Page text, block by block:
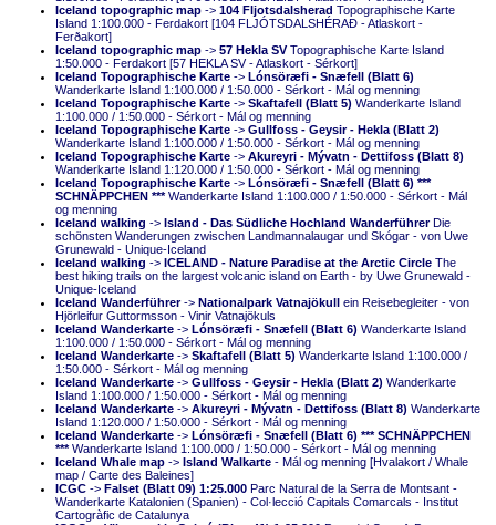
Iceland topographic map -> 104 Fljotsdalsherad Topographische Karte
Island 1:100.000 - Ferdakort [104 FLJÓTSDALSHÉRAÐ - Atlaskort -
Ferðakort]
Iceland topographic map -> 57 Hekla SVTopographische Karte Island
1:50.000 - Ferdakort [57 HEKLA SV - Atlaskort - Sérkort]
Iceland Topographische Karte -> Lónsöræfi - Snæfell (Blatt 6)
Wanderkarte Island 1:100.000 / 1:50.000 - Sérkort - Mál og menning
Iceland Topographische Karte -> Skaftafell (Blatt 5) Wanderkarte Island
1:100.000 / 1:50.000 - Sérkort - Mál og menning
Iceland Topographische Karte -> Gullfoss - Geysir - Hekla (Blatt 2)
Wanderkarte Island 1:100.000 / 1:50.000 - Sérkort - Mál og menning
Iceland Topographische Karte -> Akureyri - Mývatn - Dettifoss (Blatt 8)
Wanderkarte Island 1:120.000 / 1:50.000 - Sérkort - Mál og menning
Iceland Topographische Karte -> Lónsöræfi - Snæfell (Blatt 6) ***
SCHNÄPPCHEN ***Wanderkarte Island 1:100.000 / 1:50.000 - Sérkort - Mál
og menning
Iceland walking -> Island - Das Südliche Hochland WanderführerDie
schönsten Wanderungen zwischen Landmannalaugar und Skógar - von Uwe
Grunewald - Unique-Iceland
Iceland walking -> ICELAND - Nature Paradise at the Arctic Circle The
best hiking trails on the largest volcanic island on Earth - by Uwe Grunewald -
Unique-Iceland
Iceland Wanderführer-> Nationalpark Vatnajökull ein Reisebegleiter - von
Hjörleifur Guttormsson - Vinir Vatnajökuls
Iceland Wanderkarte -> Lónsöræfi - Snæfell (Blatt 6) Wanderkarte Island
1:100.000 / 1:50.000 - Sérkort - Mál og menning
Iceland Wanderkarte -> Skaftafell (Blatt 5) Wanderkarte Island 1:100.000 /
1:50.000 - Sérkort - Mál og menning
Iceland Wanderkarte -> Gullfoss - Geysir - Hekla (Blatt 2) Wanderkarte
Island 1:100.000 / 1:50.000 - Sérkort - Mál og menning
Iceland Wanderkarte -> Akureyri - Mývatn - Dettifoss (Blatt 8) Wanderkarte
Island 1:120.000 / 1:50.000 - Sérkort - Mál og menning
Iceland Wanderkarte -> Lónsöræfi - Snæfell (Blatt 6) *** SCHNÄPPCHEN
***Wanderkarte Island 1:100.000 / 1:50.000 - Sérkort - Mál og menning
Iceland Whale map -> Island Walkarte - Mál og menning [Hvalakort / Whale
map / Carte des Baleines]
ICGC -> Falset (Blatt 09) 1:25.000 Parc Natural de la Serra de Montsant -
Wanderkarte Katalonien (Spanien) - Col·lecció Capitals Comarcals - Institut
Cartogràfic de Catalunya